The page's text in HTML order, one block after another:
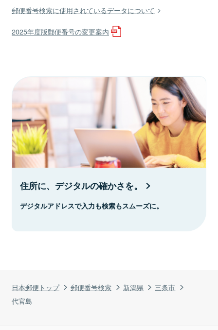
日本郵便トップ 郵便番号検索 新潟県
三条市
代官島
郵便番号検索に使用されているデータについて
2025年度版郵便番号の変更案内
住所に、デジタルの確かさを。
デジタルアドレスで入力も検索もスムーズに。